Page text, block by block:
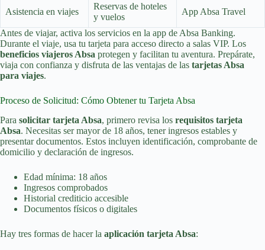
Asistencia en viajes
Reservas de hoteles
y vuelos
App Absa Travel
Antes de viajar, activa los servicios en la app de Absa Banking.
Durante el viaje, usa tu tarjeta para acceso directo a salas VIP. Los
beneficios viajeros Absa protegen y facilitan tu aventura. Prepárate,
viaja con confianza y disfruta de las ventajas de las tarjetas Absa
para viajes.
Proceso de Solicitud: Cómo Obtener tu Tarjeta Absa
Para solicitar tarjeta Absa, primero revisa los requisitos tarjeta
Absa. Necesitas ser mayor de 18 años, tener ingresos estables y
presentar documentos. Estos incluyen identificación, comprobante de
domicilio y declaración de ingresos.
Edad mínima: 18 años
Ingresos comprobados
Historial crediticio accesible
Documentos físicos o digitales
Hay tres formas de hacer la aplicación tarjeta Absa: